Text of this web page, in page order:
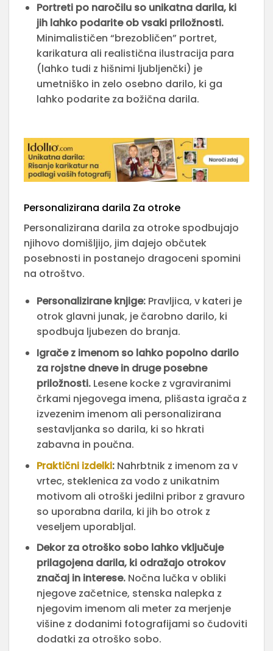
Portreti po naročilu so unikatna darila, ki
jih lahko podarite ob vsaki priložnosti.
Minimalističen “brezobličen” portret,
karikatura ali realistična ilustracija para
(lahko tudi z hišnimi ljubljenčki) je
umetniško in zelo osebno darilo, ki ga
lahko podarite za božična darila.
Personalizirana darila Za otroke
Personalizirana darila za otroke spodbujajo
njihovo domišljijo, jim dajejo občutek
posebnosti in postanejo dragoceni spomini
na otroštvo.
Personalizirane knjige:Pravljica, v kateri je
otrok glavni junak, je čarobno darilo, ki
spodbuja ljubezen do branja.
Igrače z imenom so lahko popolno darilo
za rojstne dneve in druge posebne
priložnosti.Lesene kocke z vgraviranimi
črkami njegovega imena, plišasta igrača z
izvezenim imenom ali personalizirana
sestavljanka so darila, ki so hkrati
zabavna in poučna.
Praktični izdelki:Nahrbtnik z imenom za v
vrtec, steklenica za vodo z unikatnim
motivom ali otroški jedilni pribor z gravuro
so uporabna darila, ki jih bo otrok z
veseljem uporabljal.
Dekor za otroško sobo lahko vključuje
prilagojena darila, ki odražajo otrokov
značaj in interese.Nočna lučka v obliki
njegove začetnice, stenska nalepka z
njegovim imenom ali meter za merjenje
višine z dodanimi fotografijami so čudoviti
dodatki za otroško sobo.